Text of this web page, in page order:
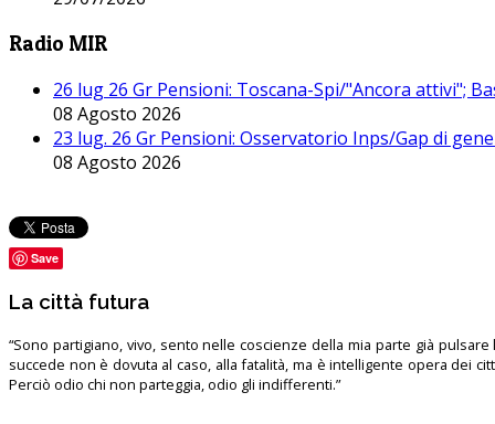
Radio MIR
26 lug 26 Gr Pensioni: Toscana-Spi/"Ancora attivi";
08 Agosto 2026
23 lug. 26 Gr Pensioni: Osservatorio Inps/Gap di
08 Agosto 2026
Save
La città futura
“Sono partigiano, vivo, sento nelle coscienze della mia parte già pulsare
succede non è dovuta al caso, alla fatalità, ma è intelligente opera dei
Perciò odio chi non parteggia, odio gli indifferenti.”